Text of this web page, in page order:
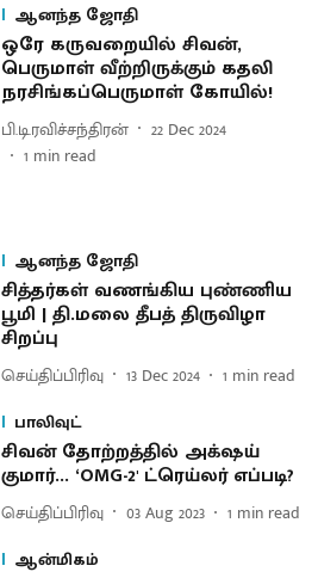
ஆனந்த ஜோதி
ஒரே கருவறையில் சிவன்,
பெருமாள் வீற்றிருக்கும் கதலி
நரசிங்கப்பெருமாள் கோயில்!
பி.டி.ரவிச்சந்திரன்
22 Dec 2024
1 min read
ஆனந்த ஜோதி
சித்தர்கள் வணங்கிய புண்ணிய
பூமி | தி.மலை தீபத் திருவிழா
சிறப்பு
செய்திப்பிரிவு 13 Dec 2024 1 min read
பாலிவுட்
சிவன் தோற்றத்தில் அக்‌ஷய்
குமார்... ‘OMG-2' ட்ரெய்லர் எப்படி?
செய்திப்பிரிவு 03 Aug 2023 1 min read
ஆன்மிகம்